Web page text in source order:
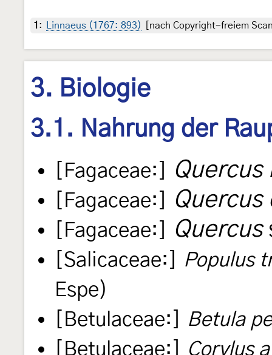
1 : Linnaeus (1767: 893) [nach Copyright-freiem
3. Biologie
3.1. Nahrung der
[Fagaceae:] Quercus
[Fagaceae:] Quercus
[Fagaceae:] Quercus
[Salicaceae:]
Populus
Espe)
[Betulaceae:]
Betula
[Betulaceae:]
Corylus